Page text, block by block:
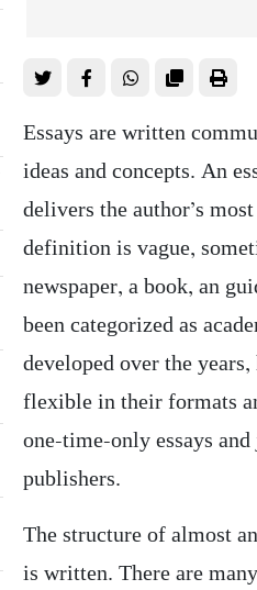
Essays are written
ideas and concepts. An
delivers the author’s
definition is vague,
newspaper, a book, an
been categorized as
developed over the
flexible in their formats
one-time-only essays
publishers.
The structure of almost
is written. There are